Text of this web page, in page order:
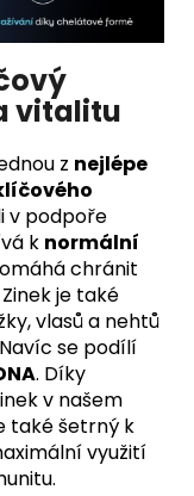
vitalitu
z nejlépe
v podpoře
k normální
chránit
je také
vlasů a nehtů
se podílí
. Díky
v našem
také šetrný k
využití